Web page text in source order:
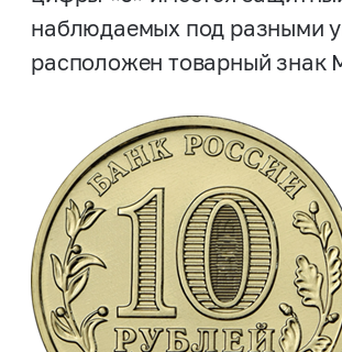
наблюдаемых под разными
расположен товарный знак